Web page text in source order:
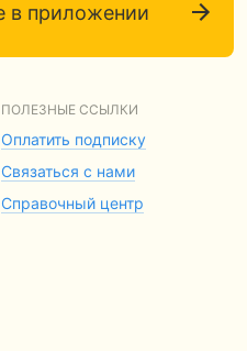
в приложении
ПОЛЕЗНЫЕ ССЫЛКИ
Оплатить подписку
Связаться с нами
Справочный центр